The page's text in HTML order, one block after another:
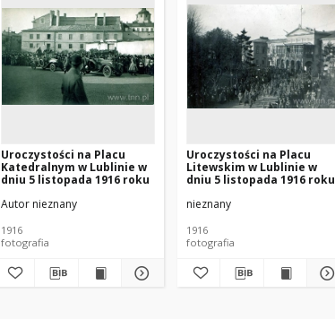
Uroczystości na Placu
Katedralnym w Lublinie w
dniu 5 listopada 1916 roku
Autor nieznany
1916
fotografia
Uroczystości na Placu
Litewskim w Lublinie w
dniu 5 listopada 1916 roku
nieznany
1916
fotografia